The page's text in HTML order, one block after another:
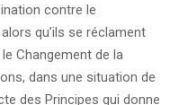
contre le
qu’ils se réclament
Changement de la
dans une situation de
des Principes qui donne